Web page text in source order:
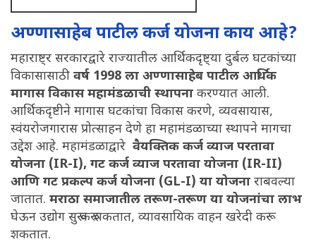
अण्णासाहेब पाटील कर्ज योजना काय आहे?
महाराष्ट्र सरकारद्वारे राज्यातील आर्थिकदृष्ट्या दुर्बल घटकांच्या
विकासासाठी वर्ष 1998 ला अण्णासाहेब पाटील आर्थिक
मागास विकास महामंडळाची स्थापना करण्यात आली.
आर्थिकदृष्टीने मागास घटकांचा विकास करणे, व्यवसायास,
स्वंयरोजगारास प्रोत्साहन देणे हा महामंडळाच्या स्थापने मागचा
उद्देश आहे. महामंडळाद्वारे वैयक्तिक कर्ज व्याज परतावा
योजना (IR-I), गट कर्ज व्याज परतावा योजना (IR-II)
आणि गट प्रकल्प कर्ज योजना (GL-I) या योजना राबवल्या
जातात. मराठा समाजातील तरूण-तरूण या योजनांचा लाभ
घेऊन उद्योग सुरू करू शकतात, व्यावसायिक वाहन खरेदी करू
शकतात.